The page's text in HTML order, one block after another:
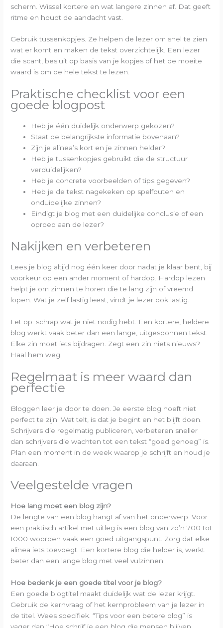
scherm. Wissel kortere en wat langere zinnen af. Dat geeft
ritme en houdt de aandacht vast.
Gebruik tussenkopjes. Ze helpen de lezer om snel te zien
wat er komt en maken de tekst overzichtelijk. Een lezer
die scant, besluit op basis van je kopjes of het de moeite
waard is om de hele tekst te lezen.
Praktische checklist voor een
goede blogpost
Heb je één duidelijk onderwerp gekozen?
Staat de belangrijkste informatie bovenaan?
Zijn je alinea’s kort en je zinnen helder?
Heb je tussenkopjes gebruikt die de structuur
verduidelijken?
Heb je concrete voorbeelden of tips gegeven?
Heb je de tekst nagekeken op spelfouten en
onduidelijke zinnen?
Eindigt je blog met een duidelijke conclusie of een
oproep aan de lezer?
Nakijken en verbeteren
Lees je blog altijd nog één keer door nadat je klaar bent, bij
voorkeur op een ander moment of hardop. Hardop lezen
helpt je om zinnen te horen die te lang zijn of vreemd
lopen. Wat je zelf lastig leest, vindt je lezer ook lastig.
Let op: schrap wat je niet nodig hebt. Een kortere, heldere
blog werkt vaak beter dan een lange, uitgesponnen tekst.
Elke zin moet iets bijdragen. Zegt een zin niets nieuws?
Haal hem weg.
Regelmaat is meer waard dan
perfectie
Bloggen leer je door te doen. Je eerste blog hoeft niet
perfect te zijn. Wat telt, is dat je begint en het blijft doen.
Schrijvers die regelmatig publiceren, verbeteren sneller
dan schrijvers die wachten tot een tekst “goed genoeg” is.
Plan een moment in de week waarop je schrijft en houd je
daaraan.
Veelgestelde vragen
Hoe lang moet een blog zijn?
De lengte van een blog hangt af van het onderwerp. Voor
een praktisch artikel met uitleg is een blog van zo’n 700 tot
1000 woorden vaak een goed uitgangspunt. Zorg dat elke
alinea iets toevoegt. Een kortere blog die helder is, werkt
beter dan een lange blog met veel vulzinnen.
Hoe bedenk je een goede titel voor je blog?
Een goede blogtitel maakt duidelijk wat de lezer krijgt.
Gebruik de kernvraag of het kernprobleem van je lezer in
de titel. Wees specifiek. “Tips voor een betere blog” is